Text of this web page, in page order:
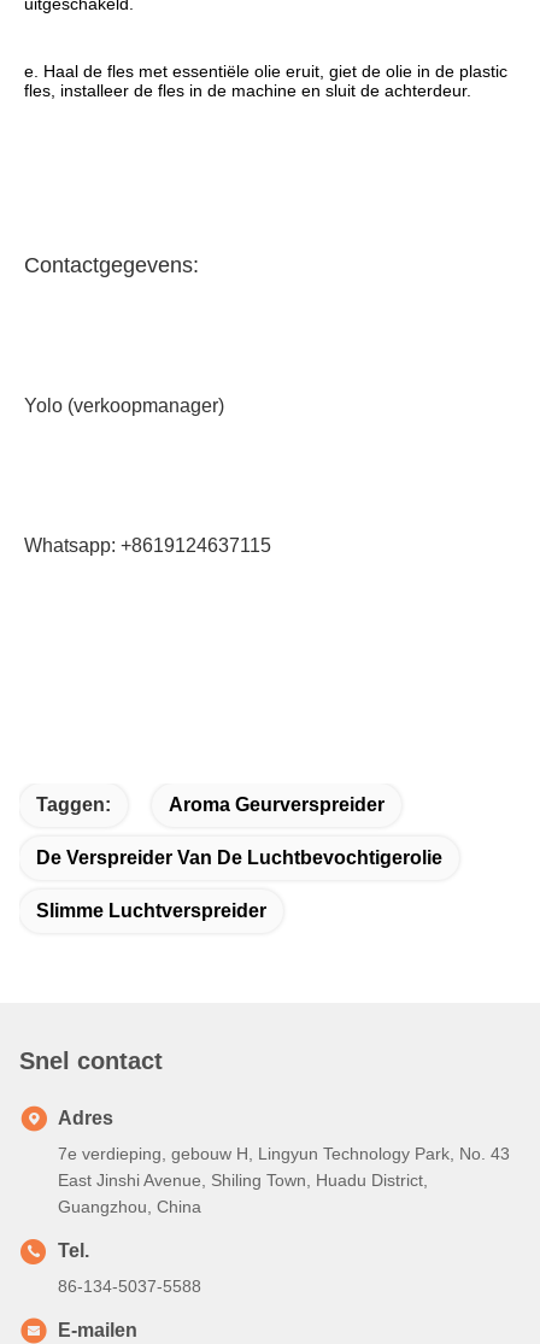
e. Haal de fles met essentiële olie eruit, giet de olie in de plastic
fles, installeer de fles in de machine en sluit de achterdeur.
Contactgegevens:
Yolo (verkoopmanager)
Whatsapp: +8619124637115
Taggen: Aroma Geurverspreider
De Verspreider Van De Luchtbevochtigerolie
Slimme Luchtverspreider
Snel contact
Adres
7e verdieping, gebouw H, Lingyun Technology Park, No. 43
East Jinshi Avenue, Shiling Town, Huadu District,
Guangzhou, China
Tel.
86-134-5037-5588
E-mailen